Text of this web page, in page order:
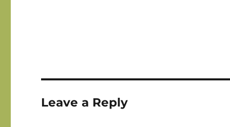
Leave a Reply